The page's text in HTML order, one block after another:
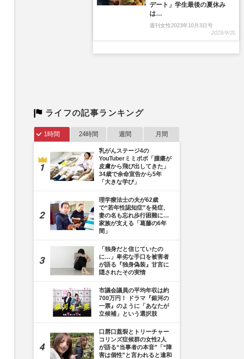
ライフの記事ランキング
1時間 24時間 週間 月間
乳がんステージ4の
YouTuberミミポポ「腫瘍が
皮膚から飛び出してきた」
34歳で余命宣告から5年
「大きな学び」
理学療法士の夫が62歳
で“若年性認知症”を発症、
妻の名も忘れ歩行困難に…
家族が支える「葛藤の6年
間」
「独身だと信じていたの
に…」卑劣な手口を被害者
が語る『独身偽装』甘言に
隠されたその実情
市議会議員の平均年収は約
700万円！ ドラマ『銀河の
一票』のように「あなたが
立候補」という選択肢
口唇口蓋裂とトリーチャー
コリンズ症候群の女性2人
が語る“当事者の本音”「“障
害は個性”と言われると違和
デート」学生最後の夏休み
は…
週刊女性2023年10月3日号
2023/9/20